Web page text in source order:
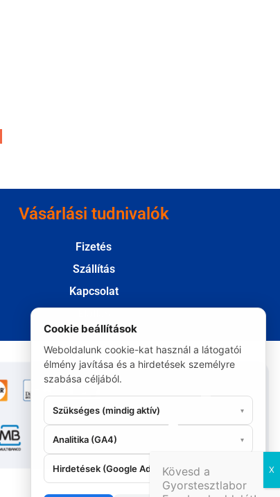
Vásárlási tudnivalók
Fizetés
Szállítás
Kapcsolat
06 20 295 9986
Kövesd a
Gyorstesztlabor
Cookie beállítások
Weboldalunk cookie-kat használ a látogatói
élmény javítása és a hirdetések személyre
szabása céljából.
Szükséges (mindig aktív) ▾
Analitika (GA4) ▾
Hirdetések (Google Ads)